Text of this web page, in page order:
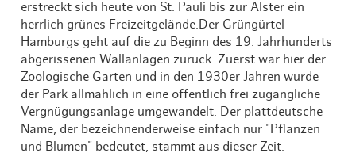
erstreckt sich heute von St. Pauli bis zur Alster ein
herrlich grünes Freizeitgelände.Der Grüngürtel
Hamburgs geht auf die zu Beginn des 19. Jahrhunderts
abgerissenen Wallanlagen zurück. Zuerst war hier der
Zoologische Garten und in den 1930er Jahren wurde
der Park allmählich in eine öffentlich frei zugängliche
Vergnügungsanlage umgewandelt. Der plattdeutsche
Name, der bezeichnenderweise einfach nur "Pflanzen
und Blumen" bedeutet, stammt aus dieser Zeit.